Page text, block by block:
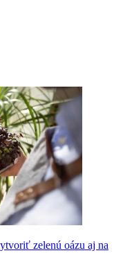
zelenú oázu aj na